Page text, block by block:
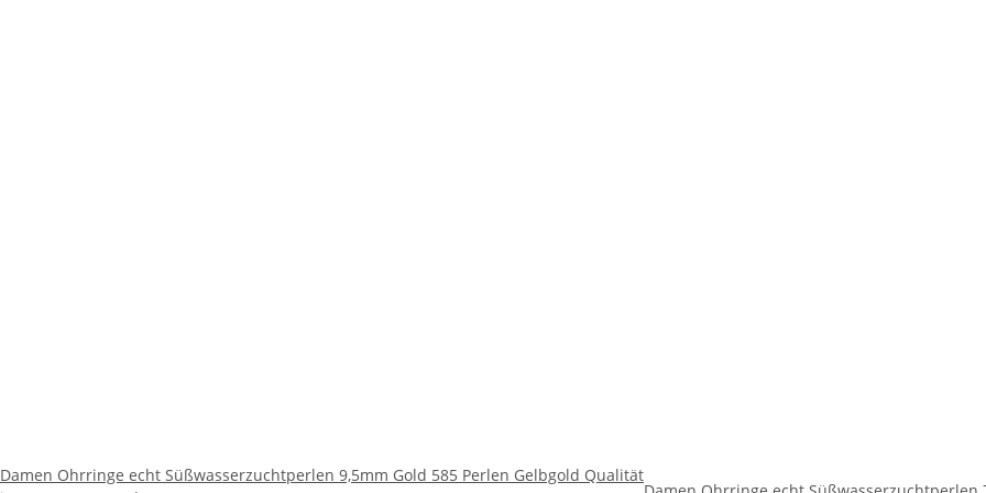
Damen Ohrringe echt Süßwasserzuchtperlen 9,5mm Gold 585 Perlen Gelbgold Qualität